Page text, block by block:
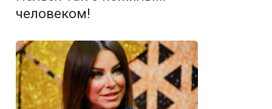
человеком!